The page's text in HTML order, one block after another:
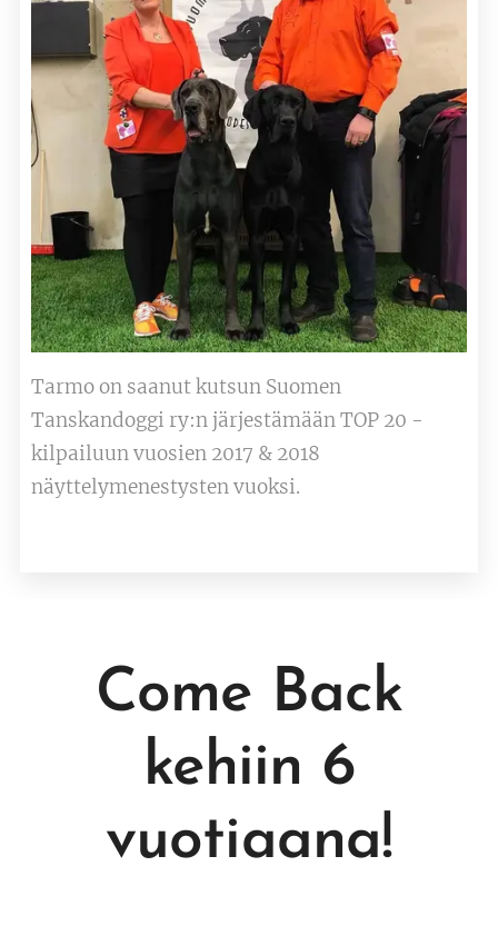
Tarmo on saanut kutsun Suomen
Tanskandoggi ry:n järjestämään TOP 20 -
kilpailuun vuosien 2017 & 2018
näyttelymenestysten vuoksi.
Come Back
kehiin 6
vuotiaana!